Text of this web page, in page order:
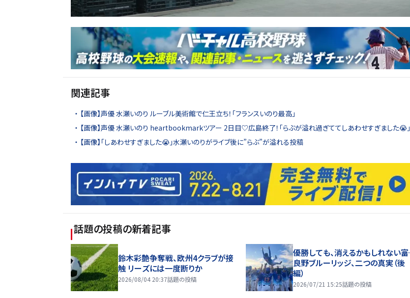
関連記事
【画像】声優 水瀬いのり ルーブル美術館で仁王立ち！「フランスいのり最高」
【画像】声優 水瀬いのり heartbookmarkツアー 2日目♡広島終了！「らぶが溢れ過ぎててしあわせすぎました😭」
【画像】「しあわせすぎました😭」水瀬いのりがライブ後に”らぶ”が溢れる投稿
話題の投稿の新着記事
鈴木彩艶争奪戦、欧州4クラブが接
触 リーズには一度断りか
2026/08/04 20:37話題の投稿
優勝しても、消えるかもしれない――富
良野ブルーリッジ、二つの真実（後
編）
2026/07/21 15:25話題の投稿